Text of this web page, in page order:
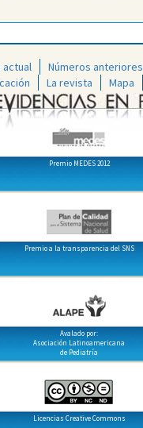
actual
Números anteriores
La revista Mapa
Premio MEDES 2012
Premio a la transparencia del SNS
Avalado por:
Asociación Latinoamericana
de Pediatría
Licencias Creative Commons